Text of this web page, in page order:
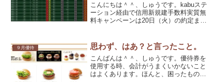
こんにちは＾＾、しゅうです。kabuステ
ーション経由で信用新規建手数料実質無
料キャンペーンは20日（火）の約定まで
銘柄でした。
９月優待 思わず、はあ？と言ったこと。
こんばんは＾＾、しゅうです。優待券を
使用する時、会計がうまくいかないこと
はよくあります。ほんと、困ったもので